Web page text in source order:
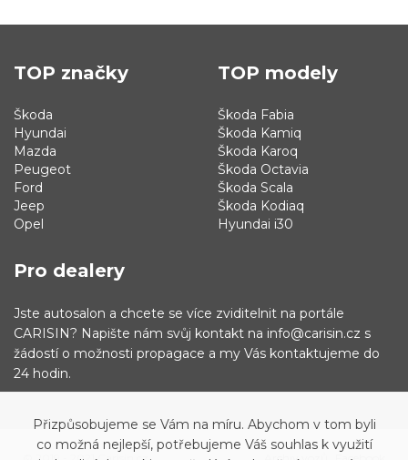
TOP značky
Škoda
Hyundai
Mazda
Peugeot
Ford
Jeep
Opel
TOP modely
Škoda Fabia
Škoda Kamiq
Škoda Karoq
Škoda Octavia
Škoda Scala
Škoda Kodiaq
Hyundai i30
Pro dealery
Jste autosalon a chcete se více zviditelnit na portále
CARISIN? Napište nám svůj kontakt na info@carisin.cz s
žádostí o možnosti propagace a my Vás kontaktujeme do
24 hodin.
Přizpůsobujeme se Vám na míru. Abychom v tom byli
co možná nejlepší, potřebujeme Váš souhlas k využití